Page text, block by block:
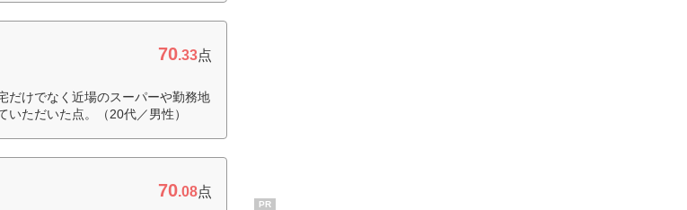
70.33点
だけでなく近場のスーパーや勤務地
ただいた点。（20代／男性）
70.08点
PR